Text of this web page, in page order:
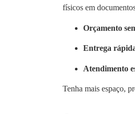
físicos em
Orçamento
Entrega
Atendimento
Tenha mais espaço,